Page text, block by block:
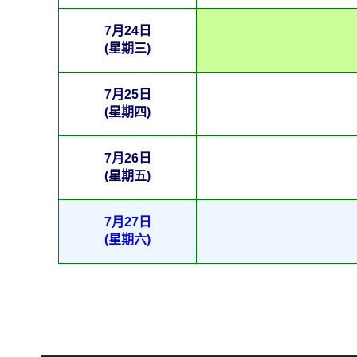
7月24日
(星期三)
7月25日
(星期四)
7月26日
(星期五)
7月27日
(星期六)